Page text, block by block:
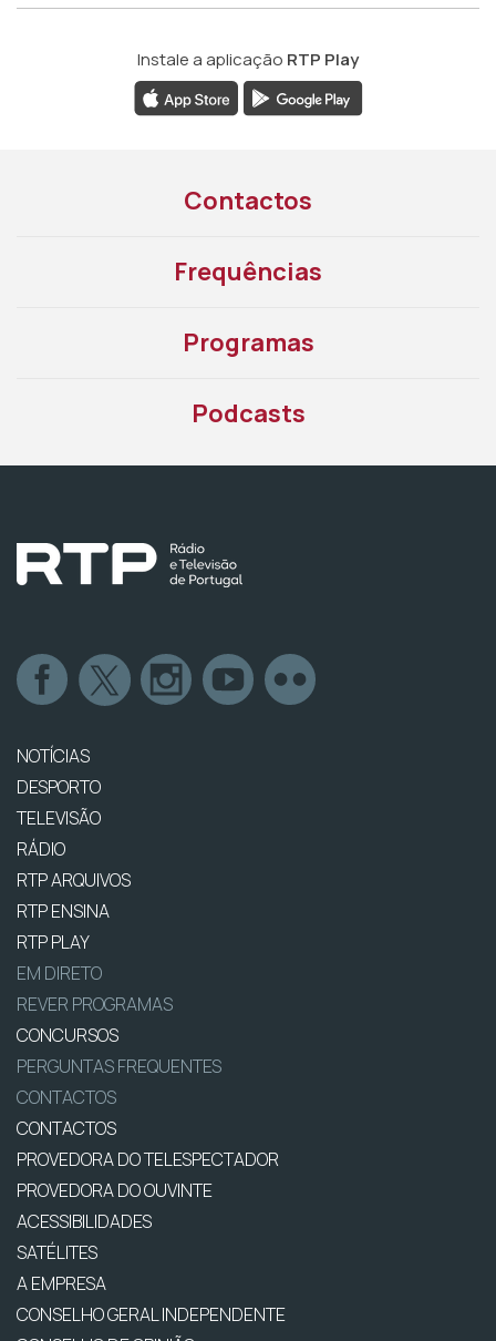
Instale a aplicação RTP Play
Contactos
Frequências
Programas
Podcasts
NOTÍCIAS
DESPORTO
TELEVISÃO
RÁDIO
RTP ARQUIVOS
RTP ENSINA
RTP PLAY
EM DIRETO
REVER PROGRAMAS
CONCURSOS
PERGUNTAS FREQUENTES
CONTACTOS
CONTACTOS
PROVEDORA DO TELESPECTADOR
PROVEDORA DO OUVINTE
ACESSIBILIDADES
SATÉLITES
A EMPRESA
CONSELHO GERAL INDEPENDENTE